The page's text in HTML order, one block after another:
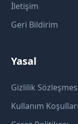
İletişim
Geri Bildirim
Yasal
Gizlilik
Kullanım Koşulları